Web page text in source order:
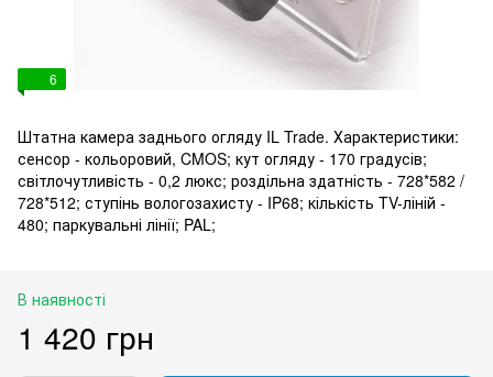
6
Штатна камера заднього огляду IL Trade. Характеристики:
сенсор - кольоровий, CMOS; кут огляду - 170 градусів;
світлочутливість - 0,2 люкс; роздільна здатність - 728*582 /
728*512; ступінь вологозахисту - IP68; кількість TV-ліній -
480; паркувальні лінії; PAL;
В наявності
1 420 грн